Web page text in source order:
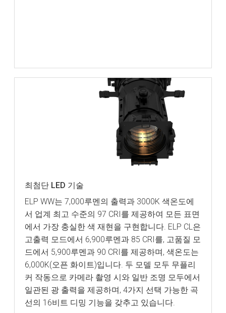
최첨단 LED 기술
ELP WW는 7,000루멘의 출력과 3000K 색온도에
서 업계 최고 수준의 97 CRI를 제공하여 모든 표면
에서 가장 충실한 색 재현을 구현합니다. ELP CL은
고출력 모드에서 6,900루멘과 85 CRI를, 고품질 모
드에서 5,900루멘과 90 CRI를 제공하며, 색온도는
6,000K(오픈 화이트)입니다. 두 모델 모두 무플리
커 작동으로 카메라 촬영 시와 일반 조명 모두에서
일관된 광 출력을 제공하며, 4가지 선택 가능한 곡
선의 16비트 디밍 기능을 갖추고 있습니다.